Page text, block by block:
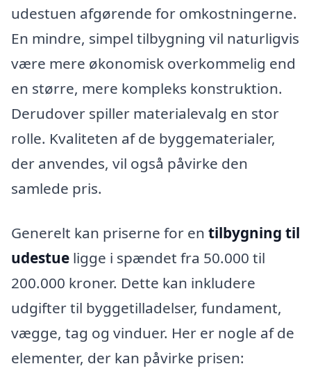
udestuen afgørende for omkostningerne.
En mindre, simpel tilbygning vil naturligvis
være mere økonomisk overkommelig end
en større, mere kompleks konstruktion.
Derudover spiller materialevalg en stor
rolle. Kvaliteten af de byggematerialer,
der anvendes, vil også påvirke den
samlede pris.
Generelt kan priserne for en tilbygning til
udestue ligge i spændet fra 50.000 til
200.000 kroner. Dette kan inkludere
udgifter til byggetilladelser, fundament,
vægge, tag og vinduer. Her er nogle af de
elementer, der kan påvirke prisen: